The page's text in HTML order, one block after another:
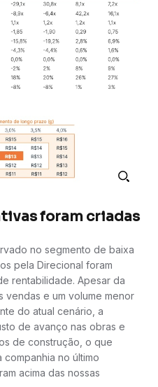
foram criadas
no segmento de baixa
pela Direcional foram
rentabilidade. Apesar da
e um volume menor
do atual cenário, a
de avanço nas obras e
de construção, o que
no último
acima das nossas